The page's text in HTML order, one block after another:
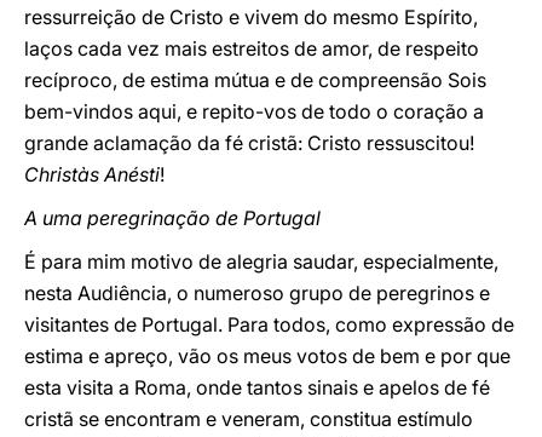
ressurreição de Cristo e vivem do mesmo Espírito,
laços cada vez mais estreitos de amor, de respeito
recíproco, de estima mútua e de compreensão Sois
bem-vindos aqui, e repito-vos de todo o coração a
grande aclamação da fé cristã: Cristo ressuscitou!
Christàs Anésti!
A uma peregrinação de Portugal
É para mim motivo de alegria saudar, especialmente,
nesta Audiência, o numeroso grupo de peregrinos e
visitantes de Portugal. Para todos, como expressão de
estima e apreço, vão os meus votos de bem e por que
esta visita a Roma, onde tantos sinais e apelos de fé
cristã se encontram e veneram, constitua estímulo